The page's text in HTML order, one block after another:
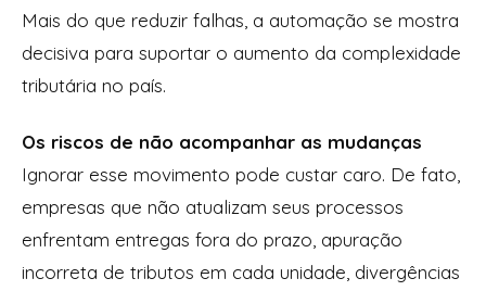
Mais do que reduzir falhas, a automação se mostra
decisiva para suportar o aumento da complexidade
tributária no país.
Os riscos de não acompanhar as mudanças
Ignorar esse movimento pode custar caro. De fato,
empresas que não atualizam seus processos
enfrentam entregas fora do prazo, apuração
incorreta de tributos em cada unidade, divergências